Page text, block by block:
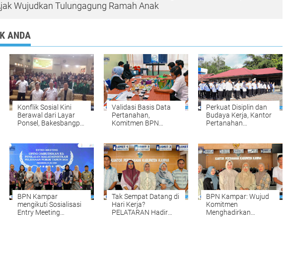
Wujudkan Tulungagung Ramah Anak
ANDA
Konflik Sosial Kini
Berawal dari Layar
Ponsel, Bakesbangpol
AI Deepfake
Validasi Basis Data
Pertanahan,
Komitmen BPN
yang Tepat dan
Akurat Halo
Perkuat Disiplin dan
Budaya Kerja, Kantor
Pertanahan
sebagai Wujud
Komitmen
Meningkatkan
Kualitas Pelayanan
BPN Kampar
mengikuti Sosialisasi
Entry Meeting
Tak Sempat Datang di
Hari Kerja?
PELATARAN Hadir
BPN Kampar: Wujud
Komitmen
Menghadirkan